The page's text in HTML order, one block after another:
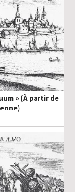
» (À partir de